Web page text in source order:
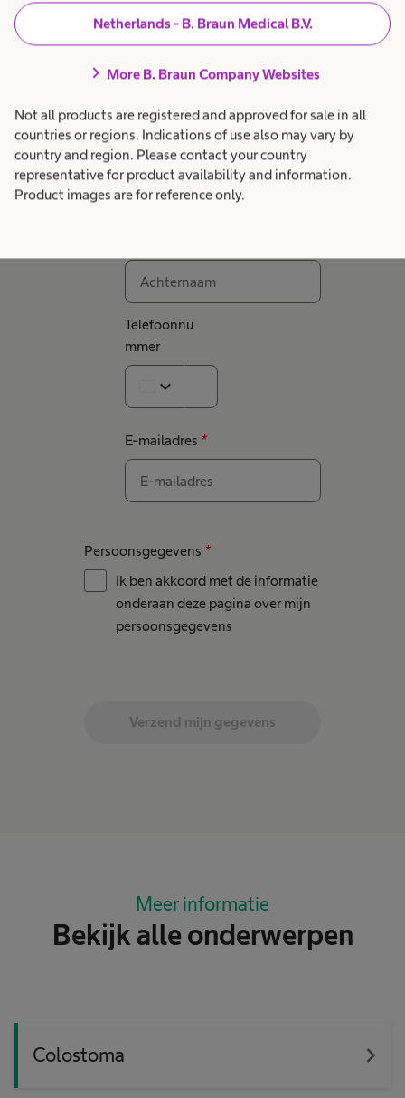
Netherlands - B. Braun Medical B.V.
chevron_right More B. Braun Company Websites
Not all products are registered and approved for sale in all
countries or regions. Indications of use also may vary by
country and region. Please contact your country
representative for product availability and information.
Product images are for reference only.
Laat dan hier je gegevens achter. Onze
stomaverpleegkundige Yvette helpt je graag op
weg met een vrijblijvend advies.
Voornaam*
Telefoonnu
mmer
expand_more
E-mailadres *
Persoonsgegevens *
Ik ben akkoord met de informatie
onderaan deze pagina over mijn
persoonsgegevens
Verzend mijn gegevens
Meer informatie
Bekijk alle onderwerpen
Colostoma navigate_next